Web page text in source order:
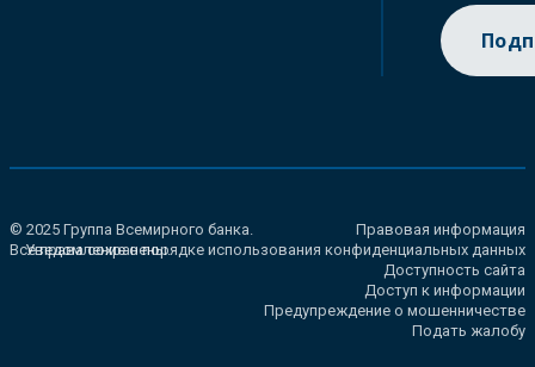
© 2025 Группа Всемирного банка.
Все права сохранены.
Правовая информация
Уведомление о порядке использования конфиденциальных данных
Доступность сайта
Доступ к информации
Предупреждение о мошенничестве
Подать жалобу